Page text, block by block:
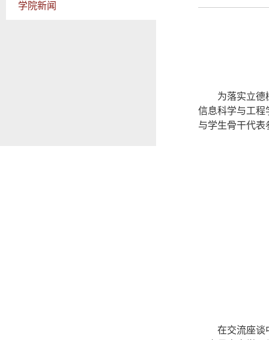
学院新闻
为落实立德
信息科学与工程
与学生骨干代表
在交流座谈